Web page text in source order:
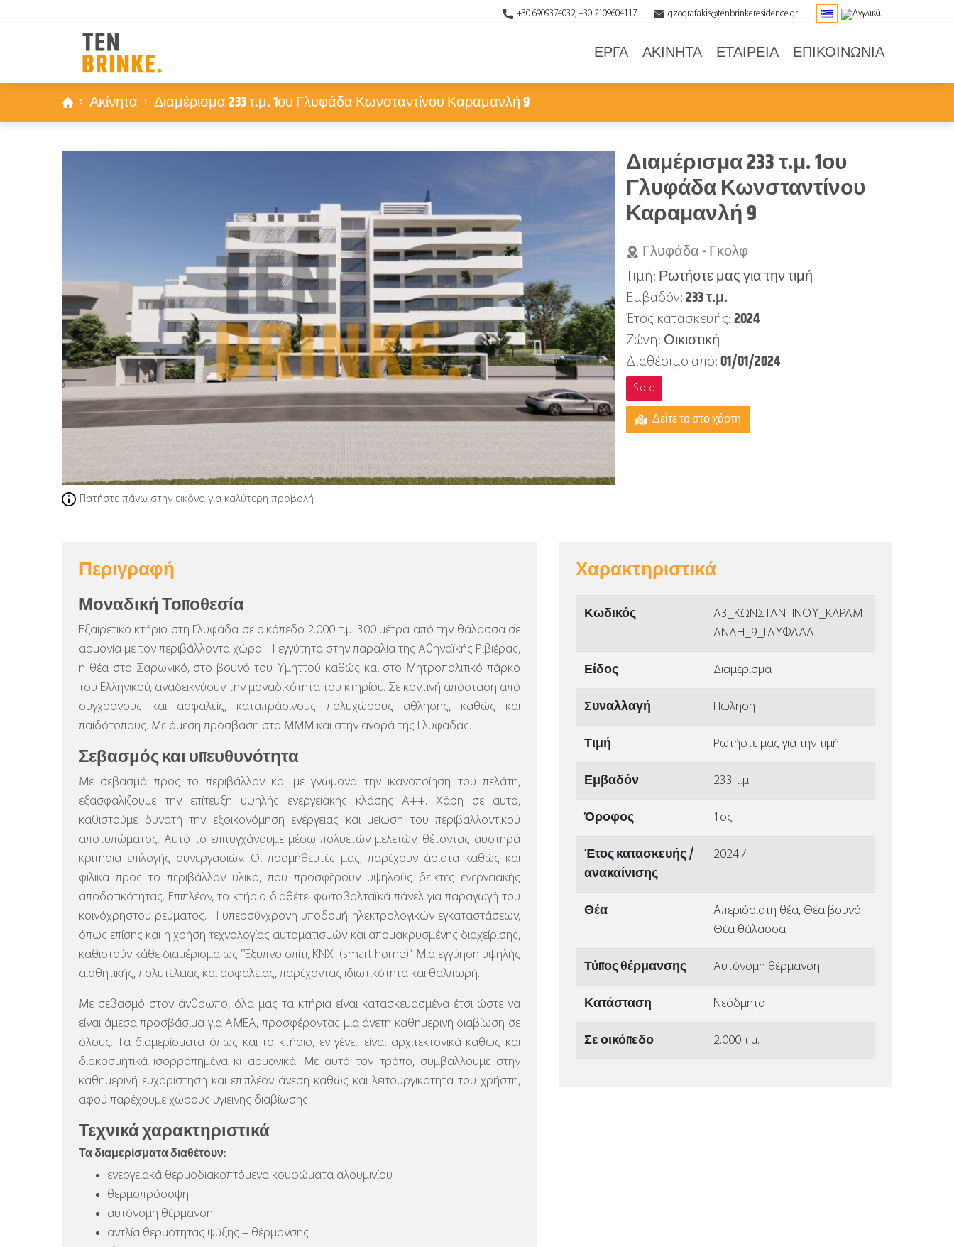
+30 6909374032, +30 2109604117 gzografakis@tenbrinkeresidence.gr
ΕΡΓΑ ΑΚΙΝΗΤΑ ΕΤΑΙΡΕΙΑ ΕΠΙΚΟΙΝΩΝΙΑ
Ακίνητα Διαμέρισμα 233 τ.μ. 1ου Γλυφάδα Κωνσταντίνου Καραμανλή 9
Πατήστε πάνω στην εικόνα για καλύτερη προβολή
Διαμέρισμα 233 τ.μ. 1ου
Γλυφάδα Κωνσταντίνου
Καραμανλή 9
Γλυφάδα - Γκολφ
Τιμή: Ρωτήστε μας για την τιμή
Εμβαδόν: 233 τ.μ.
Έτος κατασκευής: 2024
Ζώνη: Οικιστική
Διαθέσιμο από: 01/01/2024
Sold
Δείτε το στο χάρτη
Περιγραφή
Μοναδική Τοποθεσία
Εξαιρετικό κτήριο στη Γλυφάδα σε οικόπεδο 2.000 τ.μ. 300 μέτρα από την θάλασσα σε
αρμονία με τον περιβάλλοντα χώρο. Η εγγύτητα στην παραλία της Αθηναϊκής Ριβιέρας,
η θέα στο Σαρωνικό, στο βουνό του Υμηττού καθώς και στο Μητροπολιτικό πάρκο
του Ελληνικού, αναδεικνύουν την μοναδικότητα του κτηρίου. Σε κοντινή απόσταση από
σύγχρονους και ασφαλείς, καταπράσινους πολυχώρους άθλησης, καθώς και
παιδότοπους. Με άμεση πρόσβαση στα ΜΜΜ και στην αγορά της Γλυφάδας.
Σεβασμός και υπευθυνότητα
Με σεβασμό προς το περιβάλλον και με γνώμονα την ικανοποίηση του πελάτη,
εξασφαλίζουμε την επίτευξη υψηλής ενεργειακής κλάσης Α++. Χάρη σε αυτό,
καθιστούμε δυνατή την εξοικονόμηση ενέργειας και μείωση του περιβαλλοντικού
αποτυπώματος. Αυτό το επιτυγχάνουμε μέσω πολυετών μελετών, θέτοντας αυστηρά
κριτήρια επιλογής συνεργασιών. Οι προμηθευτές μας, παρέχουν άριστα καθώς και
φιλικά προς το περιβάλλον υλικά, που προσφέρουν υψηλούς δείκτες ενεργειακής
αποδοτικότητας. Επιπλέον, το κτήριο διαθέτει φωτοβολταϊκά πάνελ για παραγωγή του
κοινόχρηστου ρεύματος. Η υπερσύγχρονη υποδομή ηλεκτρολογικών εγκαταστάσεων,
όπως επίσης και η χρήση τεχνολογίας αυτοματισμών και απομακρυσμένης διαχείρισης,
καθιστούν κάθε διαμέρισμα ως ”Έξυπνο σπίτι, KNX (smart home)”. Μια εγγύηση υψηλής
αισθητικής, πολυτέλειας και ασφάλειας, παρέχοντας ιδιωτικότητα και θαλπωρή.
Με σεβασμό στον άνθρωπο, όλα μας τα κτήρια είναι κατασκευασμένα έτσι ώστε να
είναι άμεσα προσβάσιμα για ΑΜΕΑ, προσφέροντας μια άνετη καθημερινή διαβίωση σε
όλους. Τα διαμερίσματα όπως και το κτήριο, εν γένει, είναι αρχιτεκτονικά καθώς και
διακοσμητικά ισορροπημένα κι αρμονικά. Με αυτό τον τρόπο, συμβάλλουμε στην
καθημερινή ευχαρίστηση και επιπλέον άνεση καθώς και λειτουργικότητα του χρήστη,
αφού παρέχουμε χώρους υγιεινής διαβίωσης.
Τεχνικά χαρακτηριστικά
Τα διαμερίσματα διαθέτουν:
ενεργειακά θερμοδιακοπτόμενα κουφώματα αλουμινίου
θερμοπρόσοψη
αυτόνομη θέρμανση
αντλία θερμότητας ψύξης – θέρμανσης
Χαρακτηριστικά
Κωδικός
Α3_ΚΩΝΣΤΑΝΤΙΝΟΥ_ΚΑΡΑΜ
ΑΝΛΗ_9_ΓΛΥΦΑΔΑ
Είδος Διαμέρισμα
Συναλλαγή Πώληση
Τιμή Ρωτήστε μας για την τιμή
Εμβαδόν 233 τ.μ.
Όροφος 1ος
Έτος κατασκευής /
ανακαίνισης
2024 / -
Θέα
Απεριόριστη θέα, Θέα βουνό,
Θέα θάλασσα
Τύπος θέρμανσης Αυτόνομη θέρμανση
Κατάσταση Νεόδμητο
Σε οικόπεδο 2.000 τ.μ.